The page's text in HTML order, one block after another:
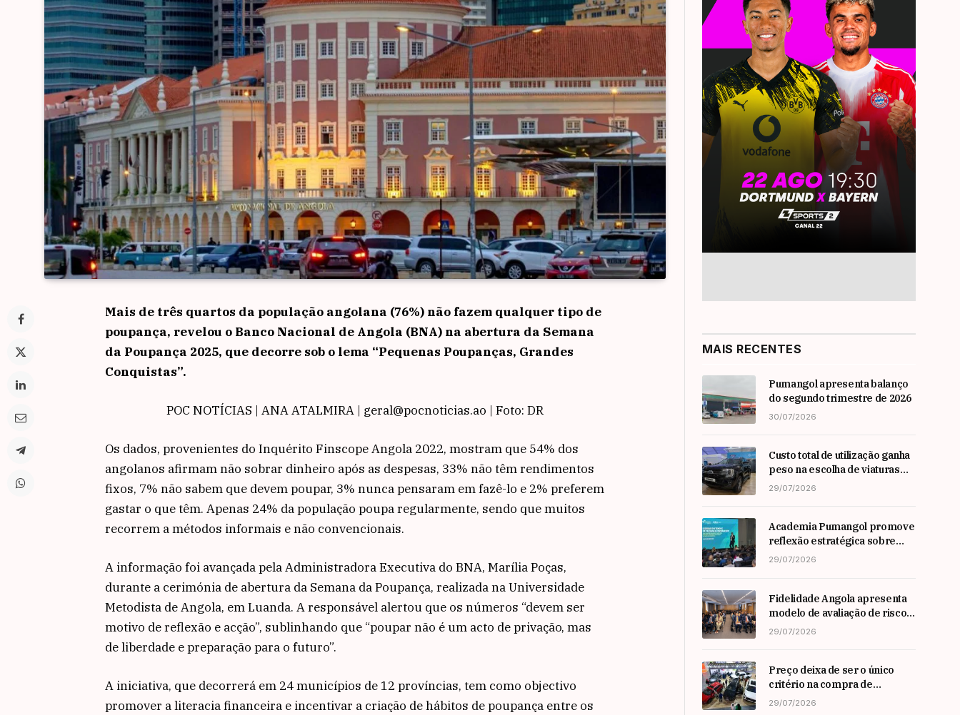
Mais de três quartos da população angolana (76%) não fazem qualquer tipo de
poupança, revelou o Banco Nacional de Angola (BNA) na abertura da Semana
da Poupança 2025, que decorre sob o lema “Pequenas Poupanças, Grandes
Conquistas”.
POC NOTÍCIAS | ANA ATALMIRA | geral@pocnoticias.ao | Foto: DR
Os dados, provenientes do Inquérito Finscope Angola 2022, mostram que 54% dos
angolanos afirmam não sobrar dinheiro após as despesas, 33% não têm rendimentos
fixos, 7% não sabem que devem poupar, 3% nunca pensaram em fazê-lo e 2% preferem
gastar o que têm. Apenas 24% da população poupa regularmente, sendo que muitos
recorrem a métodos informais e não convencionais.
A informação foi avançada pela Administradora Executiva do BNA, Marília Poças,
durante a cerimónia de abertura da Semana da Poupança, realizada na Universidade
Metodista de Angola, em Luanda. A responsável alertou que os números “devem ser
motivo de reflexão e acção”, sublinhando que “poupar não é um acto de privação, mas
de liberdade e preparação para o futuro”.
A iniciativa, que decorrerá em 24 municípios de 12 províncias, tem como objectivo
promover a literacia financeira e incentivar a criação de hábitos de poupança entre os
MAIS RECENTES
Pumangol apresenta balanço
do segundo trimestre de 2026
30/07/2026
Custo total de utilização ganha
peso na escolha de viaturas
em angola
29/07/2026
Academia Pumangol promove
reflexão estratégica sobre
liderança e inovação com
29/07/2026
Fidelidade Angola apresenta
modelo de avaliação de risco
em Workshop da ARSEG
29/07/2026
Preço deixa de ser o único
critério na compra de
automóveis em angola
29/07/2026